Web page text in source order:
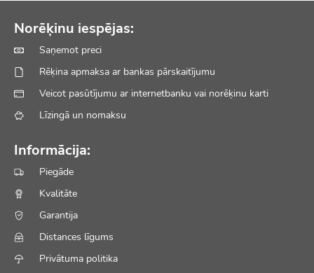
Norēķinu iespējas:
Saņemot preci
Rēķina apmaksa ar bankas pārskaitījumu
Veicot pasūtījumu ar internetbanku vai norēķinu karti
Līzingā un nomaksu
Informācija:
Piegāde
Kvalitāte
Garantija
Distances līgums
Privātuma politika